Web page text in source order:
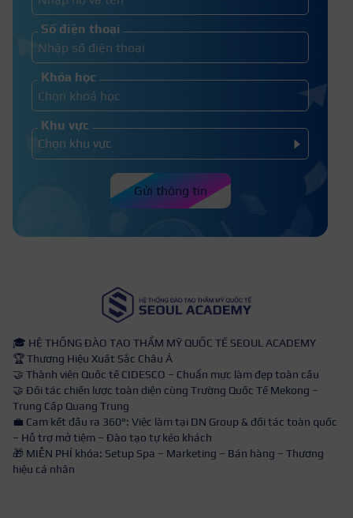
phủ cho lớp nền hoàn hảo
Số điện thoại
Khóa học
Khu vực
Gửi thông tin
🎓 HỆ THỐNG ĐÀO TẠO THẨM MỸ QUỐC TẾ SEOUL ACADEMY
🏆 Thương Hiệu Xuất Sắc Châu Á
🤝 Thành viên Quốc tế CIDESCO – Chuẩn mực làm đẹp toàn cầu
🤝 Đối tác chiến lược toàn diện cùng Trường Quốc Tế Mekong –
Trung Cấp Quang Trung
💼 Cam kết đầu ra 360°: Việc làm tại DN Group & đối tác toàn quốc
– Hỗ trợ mở tiệm – Đào tạo tự kéo khách
🎁 MIỄN PHÍ khóa: Setup Spa – Marketing – Bán hàng – Thương
hiệu cá nhân